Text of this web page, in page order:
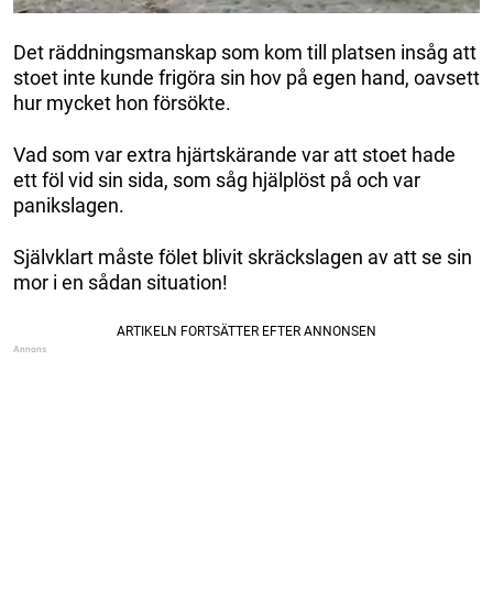
Det räddningsmanskap som kom till platsen insåg att
stoet inte kunde frigöra sin hov på egen hand, oavsett
hur mycket hon försökte.
Vad som var extra hjärtskärande var att stoet hade
ett föl vid sin sida, som såg hjälplöst på och var
panikslagen.
Självklart måste fölet blivit skräckslagen av att se sin
mor i en sådan situation!